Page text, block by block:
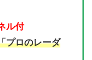
ル付
プロのレーダ